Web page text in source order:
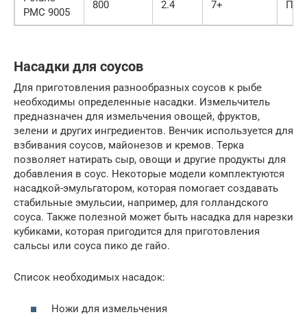
PMC 9005
800 2.4 7+
Насадки для соусов
Для приготовления разнообразных соусов к рыбе
необходимы определенные насадки. Измельчитель
предназначен для измельчения овощей, фруктов,
зелени и других ингредиентов. Венчик используется для
взбивания соусов, майонезов и кремов. Терка
позволяет натирать сыр, овощи и другие продукты для
добавления в соус. Некоторые модели комплектуются
насадкой-эмульгатором, которая помогает создавать
стабильные эмульсии, например, для голландского
соуса. Также полезной может быть насадка для нарезки
кубиками, которая пригодится для приготовления
сальсы или соуса пико де гайо.
Список необходимых насадок:
Ножи для измельчения